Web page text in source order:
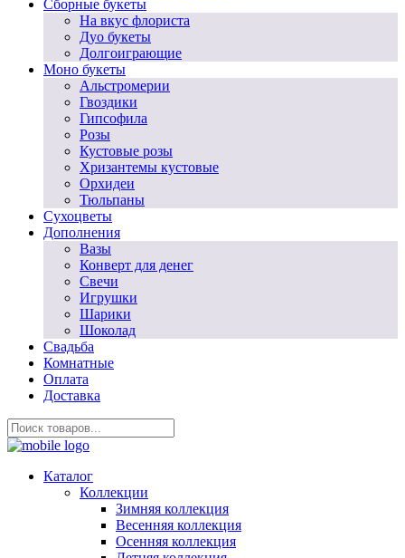
Сборные букеты
На вкус флориста
Дуо букеты
Долгоиграющие
Моно букеты
Альстромерии
Гвоздики
Гипсофила
Розы
Кустовые розы
Хризантемы кустовые
Орхидеи
Тюльпаны
Сухоцветы
Дополнения
Вазы
Конверт для денег
Свечи
Игрушки
Шарики
Шоколад
Свадьба
Комнатные
Оплата
Доставка
Каталог
Коллекции
Зимняя коллекция
Весенняя коллекция
Осенняя коллекция